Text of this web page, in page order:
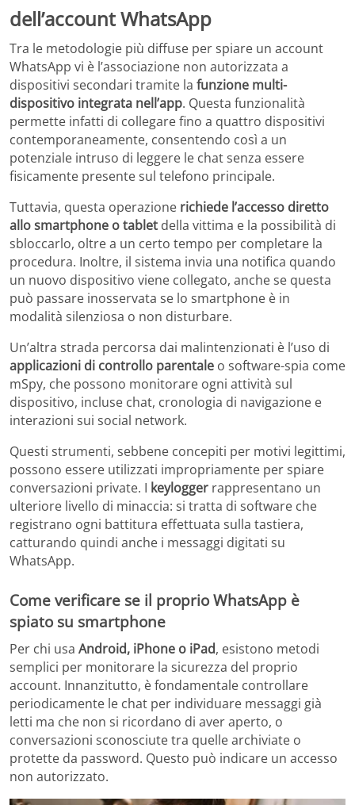
dell’account WhatsApp
Tra le metodologie più diffuse per spiare un account
WhatsApp vi è l’associazione non autorizzata a
dispositivi secondari tramite la funzione multi-
dispositivo integrata nell’app. Questa funzionalità
permette infatti di collegare fino a quattro dispositivi
contemporaneamente, consentendo così a un
potenziale intruso di leggere le chat senza essere
fisicamente presente sul telefono principale.
Tuttavia, questa operazione richiede l’accesso diretto
allo smartphone o tablet della vittima e la possibilità di
sbloccarlo, oltre a un certo tempo per completare la
procedura. Inoltre, il sistema invia una notifica quando
un nuovo dispositivo viene collegato, anche se questa
può passare inosservata se lo smartphone è in
modalità silenziosa o non disturbare.
Un’altra strada percorsa dai malintenzionati è l’uso di
applicazioni di controllo parentale o software-spia come
mSpy, che possono monitorare ogni attività sul
dispositivo, incluse chat, cronologia di navigazione e
interazioni sui social network.
Questi strumenti, sebbene concepiti per motivi legittimi,
possono essere utilizzati impropriamente per spiare
conversazioni private. I keylogger rappresentano un
ulteriore livello di minaccia: si tratta di software che
registrano ogni battitura effettuata sulla tastiera,
catturando quindi anche i messaggi digitati su
WhatsApp.
Come verificare se il proprio WhatsApp è
spiato su smartphone
Per chi usa Android, iPhone o iPad, esistono metodi
semplici per monitorare la sicurezza del proprio
account. Innanzitutto, è fondamentale controllare
periodicamente le chat per individuare messaggi già
letti ma che non si ricordano di aver aperto, o
conversazioni sconosciute tra quelle archiviate o
protette da password. Questo può indicare un accesso
non autorizzato.